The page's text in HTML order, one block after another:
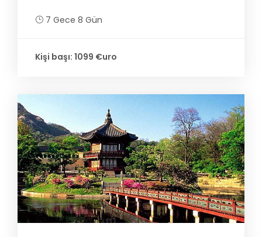
7 Gece 8 Gün
Kişi başı: 1099 €uro